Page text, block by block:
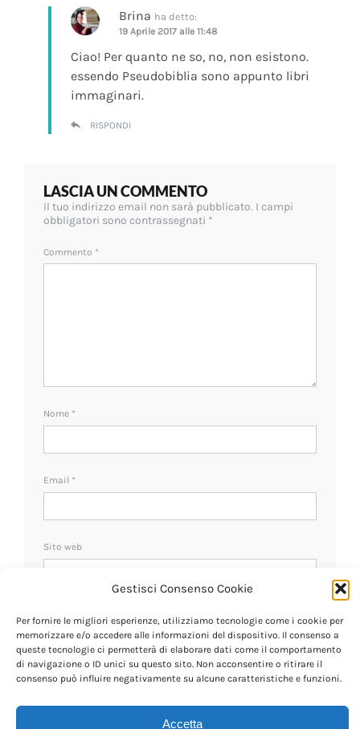
Gestisci Consenso Cookie
Per fornire le migliori esperienze, utilizziamo tecnologie come i cookie per
memorizzare e/o accedere alle informazioni del dispositivo. Il consenso a
queste tecnologie ci permetterà di elaborare dati come il comportamento
di navigazione o ID unici su questo sito. Non acconsentire o ritirare il
consenso può influire negativamente su alcune caratteristiche e funzioni.
Accetta
Brina ha detto:
19 Aprile 2017 alle 11:48
Ciao! Per quanto ne so, no, non esistono.
essendo Pseudobiblia sono appunto libri
immaginari.
RISPONDI
LASCIA UN COMMENTO
Il tuo indirizzo email non sarà pubblicato. I campi
obbligatori sono contrassegnati *
Commento *
Nome *
Email *
Sito web